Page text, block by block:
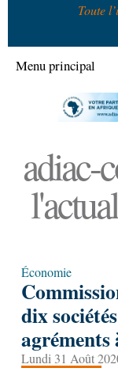
Toute
Menu principal
adiac-
Économie
dix
agréments
Lundi 31 Août